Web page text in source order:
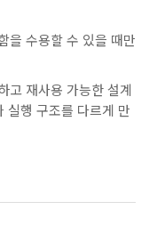
을 수용할 수 있을 때만
고 재사용 가능한 설계
실행 구조를 다르게 만